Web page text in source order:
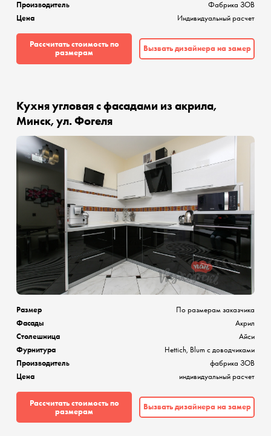
Производитель
Фабрика ЗОВ
Цена
Индивидуальный расчет
Рассчитать стоимость по
размерам
Вызвать дизайнера на замер
Кухня угловая с фасадами из акрила,
Минск, ул. Фогеля
Размер
По размерам заказчика
Фасады
Акрил
Столешница
Айси
Фурнитура
Hettich, Blum с доводчиками
Производитель
фабрика ЗОВ
Цена
индивидуальный расчет
Рассчитать стоимость по
размерам
Вызвать дизайнера на замер